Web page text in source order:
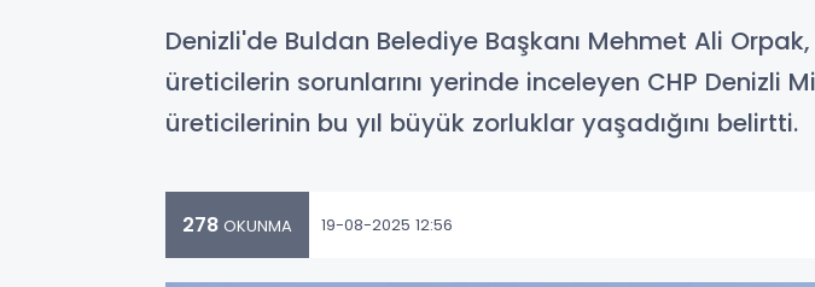
Denizli'de Buldan Belediye Başkanı Mehmet Ali
üreticilerin sorunlarını yerinde inceleyen CHP Denizli
üreticilerinin bu yıl büyük zorluklar yaşadığını belirtti.
278 OKUNMA 19-08-2025 12:56